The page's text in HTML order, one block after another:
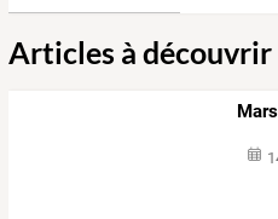
Articles à découvrir